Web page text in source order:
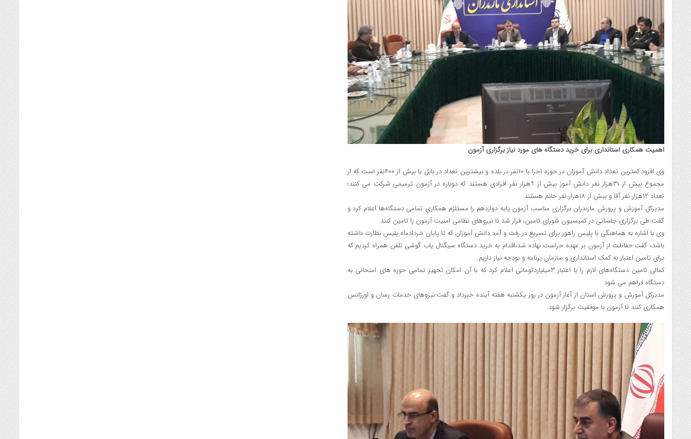
اهمیت همکاری استانداری برای خرید دستگاه های مورد نیاز برگزاری آزمون
وی افزود:کمترین تعداد دانش آموزان در حوزه اجرا با ۱۰نفر در بلده و بیشترین تعداد در بابل با بیش از ۴۰۰نفر است که از
مجموع بیش از ۳۱هزار نفر دانش آموز بیش از ۹هزار نفر افرادی هستند که دوباره در آزمون ترمیمی شرکت می کنند؛
تعداد ۱۲هزار نفر آقا و بیش از ۱۸هزار نفر خانم هستند.
مدیرکل آموزش و پرورش مازندران برگزاری مناسب آزمون پایه دوازدهم را مستلزم همکاری تمامی دستگاه‌ها اعلام کرد و
گفت:طی برگزاری جلساتی در کمیسیون شورای تامین، قرار شد تا نیروهای نظامی امنیت آزمون را تامین کنند.
وی با اشاره به هماهنگی با پلیس راهور برای تسریع در رفت و آمد دانش آموزان که تا پایان خردادماه پلیس نظارت داشته
باشد، گفت:حفاظت از آزمون بر عهده حراست نهاده شد،اقدام به خرید دستگاه سیگنال یاب گوشی تلفن همراه کردیم که
برای تامین اعتبار به کمک استانداری و سازمان برنامه و بودجه نیاز داریم.
کمالی تامین دستگاه‌های لازم را با اعتبار ۳میلیاردتومانی اعلام کرد که با آن امکان تجهیز تمامی حوزه های امتحانی به
دستگاه فراهم می شود.
مدیرکل آموزش و پرورش استان از آغاز آزمون در روز یکشنبه هفته آینده خبرداد و گفت:نیروهای خدمات رسان و اورژانس
همکاری کنند تا آزمون با موفقیت برگزار شود.